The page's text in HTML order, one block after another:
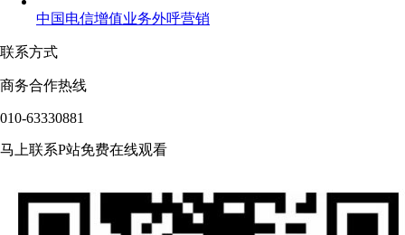
中国电信增值业务外呼营销
联系方式
商务合作热线
010-63330881
马上联系P站免费在线观看